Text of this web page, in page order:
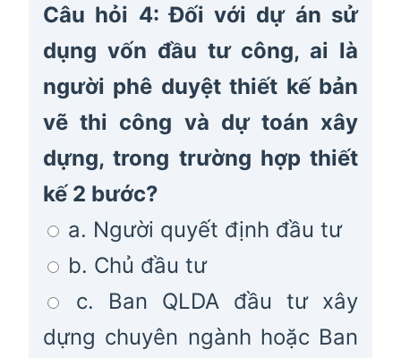
Câu hỏi 4: Đối với dự án sử
dụng vốn đầu tư công, ai là
người phê duyệt thiết kế bản
vẽ thi công và dự toán xây
dựng, trong trường hợp thiết
kế 2 bước?
a. Người quyết định đầu tư
b. Chủ đầu tư
c. Ban QLDA đầu tư xây
dựng chuyên ngành hoặc Ban